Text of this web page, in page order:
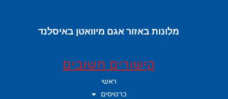
מלונות באזור אגם מיוואטן באיסלנד
קישורים חשובים
ראשי
כרטיסים